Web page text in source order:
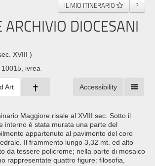
IL MIO ITINERARIO
?
ARCHIVIO DIOCESANI
XVIII )
ivrea
Art Accessibility
Maggiore risale al XVIII sec. Sotto il
interno è stata murata una parte del
appartenuto al pavimento del coro
Il frammento lungo 3,32 mt. ed alto
da tessere policrome; nella parte di mosaico
rappresentate quattro figure: filosofia,